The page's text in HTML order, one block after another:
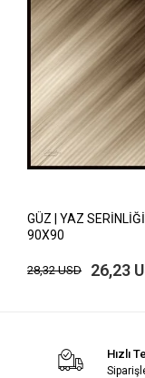
GÜZ | YAZ
90X90
28,32 USD 26,23
Hızlı